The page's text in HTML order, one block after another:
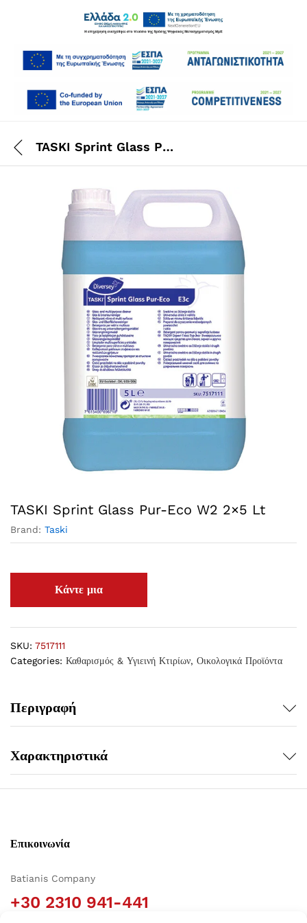
TASKI Sprint Glass Pur-Eco W2 2×5 Lt
TASKI Sprint Glass Pur-Eco W2 2×5 Lt
Brand: Taski
SKU: 7517111
Categories: Καθαρισμός & Υγιεινή Κτιρίων, Οικολογικά Προϊόντα
Περιγραφή
Χαρακτηριστικά
Επικοινωνία
Batianis Company
+30 2310 941-441